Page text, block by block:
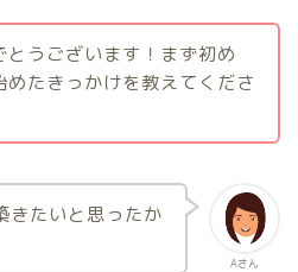
とうございます！まず初め
めたきっかけを教えてくださ
Aさん
きたいと思ったか